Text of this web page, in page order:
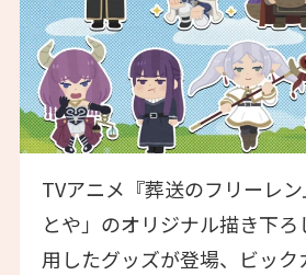
TVアニメ『葬送のフリーレ
とや」のオリジナル描き下
用したグッズが登場、ビック